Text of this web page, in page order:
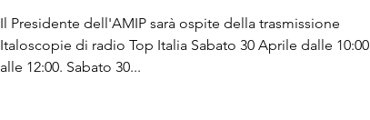
Il Presidente dell'AMIP sarà ospite della trasmissione
Italoscopie di radio Top Italia Sabato 30 Aprile dalle 10:00
alle 12:00. Sabato 30...